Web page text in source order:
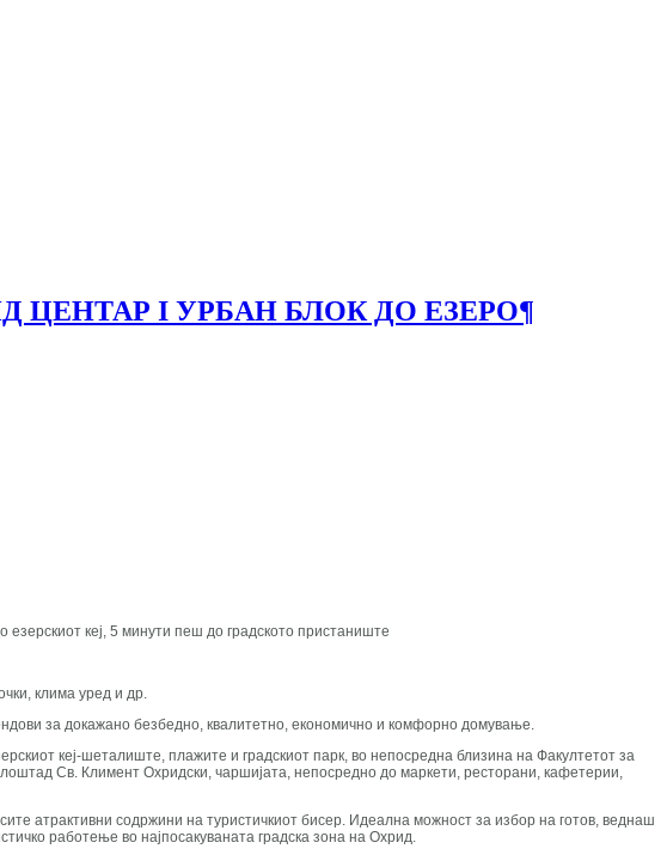
ЦЕНТАР I УРБАН БЛОК ДО ЕЗЕРО¶
кеј, 5 минути пеш до градското пристаниште
клима уред и др.
за докажано безбедно, квалитетно, економично и комфорно домување.
кеј-шеталиште, плажите и градскиот парк, во непосредна близина на Факултетот за
Св. Климент Охридски, чаршијата, непосредно до маркети, ресторани, кафетерии,
атрактивни содржини на туристичкиот бисер. Идеална можност за избор на готов, веднаш
работење во најпосакуваната градска зона на Охрид.